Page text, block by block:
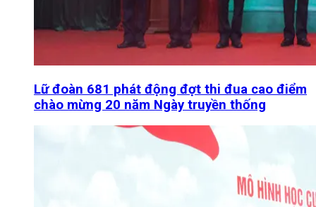
Lữ đoàn 681 phát động đợt thi đua cao điểm
chào mừng 20 năm Ngày truyền thống